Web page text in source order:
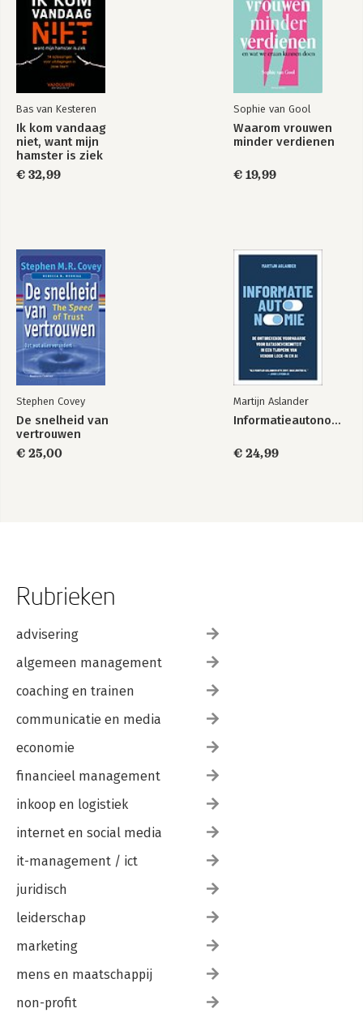
Bas van Kesteren
Ik kom vandaag
niet, want mijn
hamster is ziek
€ 32,99
Sophie van Gool
Waarom vrouwen
minder verdienen
€ 19,99
Stephen Covey
De snelheid van
vertrouwen
€ 25,00
Martijn Aslander
Informatieautonomie
€ 24,99
Rubrieken
advisering
algemeen management
coaching en trainen
communicatie en media
economie
financieel management
inkoop en logistiek
internet en social media
it-management / ict
juridisch
leiderschap
marketing
mens en maatschappij
non-profit